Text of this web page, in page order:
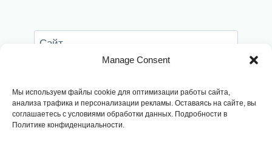
Manage Consent
Мы используем файлы cookie для оптимизации работы сайта,
анализа трафика и персонализации рекламы. Оставаясь на сайте, вы
соглашаетесь с условиями обработки данных. Подробности в
Политике конфиденциальности.
Сайт
этом браузере для последующих моих
комментариев.